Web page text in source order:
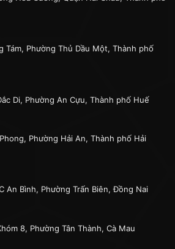
Tám, Phường Thủ Dầu Một, Thành phố
Di, Phường An Cựu, Thành phố Huế
Phường Hải An, Thành phố Hải
An Bình, Phường Trấn Biên, Đồng Nai
8, Phường Tân Thành, Cà Mau